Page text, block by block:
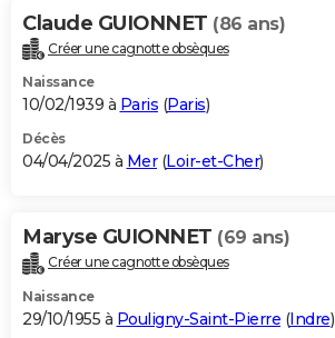
Claude GUIONNET (86 ans)
Créer une cagnotte obsèques
Naissance
10/02/1939 à Paris (Paris)
Décès
04/04/2025 à Mer(Loir-et-Cher)
Maryse GUIONNET (69 ans)
Créer une cagnotte obsèques
Naissance
29/10/1955 à Pouligny-Saint-Pierre (Indre)